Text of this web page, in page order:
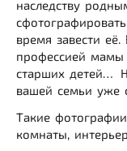
наследству
время завести
профессией мамы
старших детей…
вашей семьи уже
Такие
комнаты,